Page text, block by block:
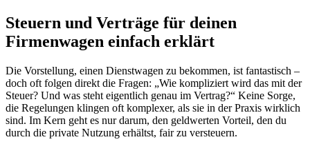
Steuern und Verträge für deinen
Firmenwagen einfach erklärt
Die Vorstellung, einen Dienstwagen zu bekommen, ist fantastisch –
doch oft folgen direkt die Fragen: „Wie kompliziert wird das mit der
Steuer? Und was steht eigentlich genau im Vertrag?“ Keine Sorge,
die Regelungen klingen oft komplexer, als sie in der Praxis wirklich
sind. Im Kern geht es nur darum, den geldwerten Vorteil, den du
durch die private Nutzung erhältst, fair zu versteuern.